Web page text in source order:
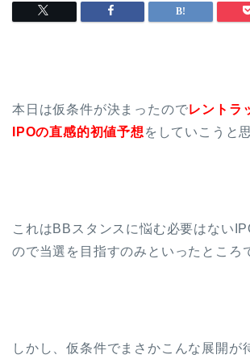
本日は仮条件が決まったのでレントラ
IPOの直感的初値予想 をしていこうと
これはBBスタンスに悩む必要はない
ので当選を目指すのみといったところ
しかし、仮条件でまさかこんな展開が